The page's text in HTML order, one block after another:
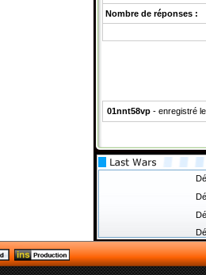
Nombre de réponses :
01nnt58vp - enregistré